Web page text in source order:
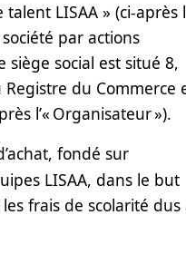
LISAA » (ci-après
par actions
social est situé 8,
Registre du Commerce
l’« Organisateur »).
fondé sur
LISAA, dans le but
frais de scolarité dus